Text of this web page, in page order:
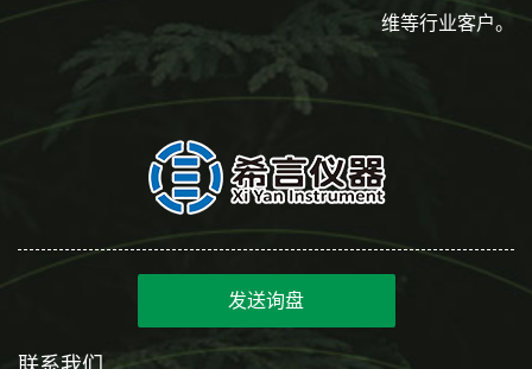
维等行业客户。
发送询盘